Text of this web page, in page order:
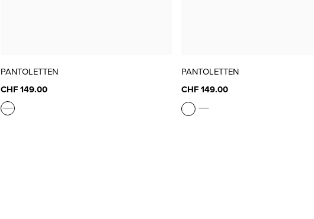
PANTOLETTEN
CHF 149.00
PANTOLETTEN
CHF 149.00